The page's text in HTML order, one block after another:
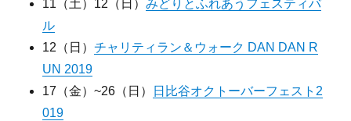
11（土）12（日）みどりとふれあうフェスティバ
ル
12（日）チャリティラン＆ウォーク DAN DAN R
UN 2019
17（金）~26（日）
日比谷オクトーバーフェスト2
019